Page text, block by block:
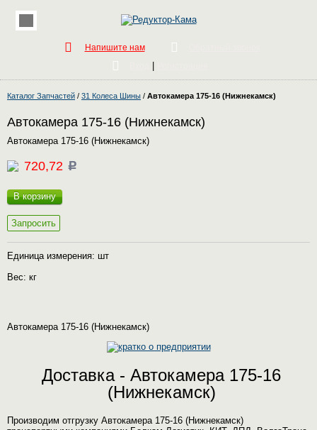
Напишите нам
Каталог Запчастей / 31 Колеса Шины / Автокамера 175-16 (Нижнекамск)
Автокамера 175-16 (Нижнекамск)
Автокамера 175-16 (Нижнекамск)
720,72 c
В корзину
Запросить
Единица измерения: шт
Вес: кг
Автокамера 175-16 (Нижнекамск)
Доставка - Автокамера 175-16
(Нижнекамск)
Производим отгрузку Автокамера 175-16 (Нижнекамск)